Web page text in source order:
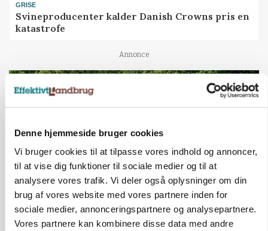
Denne hjemmeside bruger cookies
Vi bruger cookies til at tilpasse vores indhold og annoncer,
til at vise dig funktioner til sociale medier og til at
analysere vores trafik. Vi deler også oplysninger om din
brug af vores website med vores partnere inden for
sociale medier, annonceringspartnere og analysepartnere.
Vores partnere kan kombinere disse data med andre
GRISE
Svineproducenter kalder Danish Crowns pris en
katastrofe
Annonce
Forserie til selvkørende skårlægger afprøves i år